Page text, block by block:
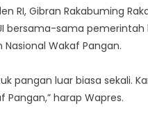
RI, Gibran Rakabuming
bersama-sama
Wakaf Pangan.
pangan luar biasa sekali.
Pangan,” harap Wapres.